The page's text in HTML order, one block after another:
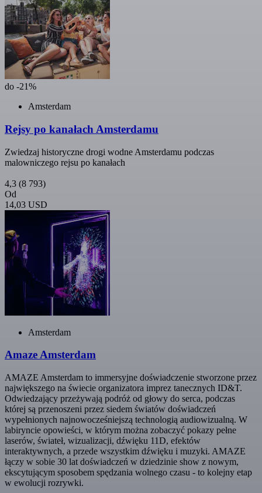
do -21%
Amsterdam
Rejsy po kanałach Amsterdamu
Zwiedzaj historyczne drogi wodne Amsterdamu podczas
malowniczego rejsu po kanałach
4,3 (8 793)
Od
14,03 USD
Amsterdam
Amaze Amsterdam
AMAZE Amsterdam to immersyjne doświadczenie stworzone przez
największego na świecie organizatora imprez tanecznych ID&T.
Odwiedzający przeżywają podróż od głowy do serca, podczas
której są przenoszeni przez siedem światów doświadczeń
wypełnionych najnowocześniejszą technologią audiowizualną. W
labiryncie opowieści, w którym można zobaczyć pokazy pełne
laserów, świateł, wizualizacji, dźwięku 11D, efektów
interaktywnych, a przede wszystkim dźwięku i muzyki. AMAZE
łączy w sobie 30 lat doświadczeń w dziedzinie show z nowym,
ekscytującym sposobem spędzania wolnego czasu - to kolejny etap
w ewolucji rozrywki.